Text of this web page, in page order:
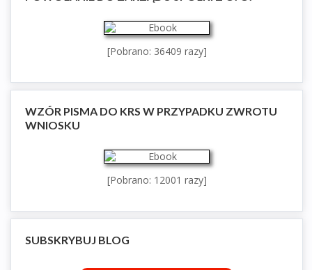
[Pobrano: 36409 razy]
WZÓR PISMA DO KRS W PRZYPADKU ZWROTU
WNIOSKU
[Pobrano: 12001 razy]
SUBSKRYBUJ BLOG